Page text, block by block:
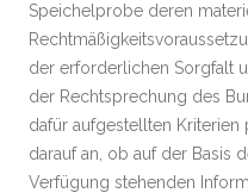
Speichelprobe deren
der erforderlichen Sorgfalt
der Rechtsprechung des
dafür aufgestellten Kriterien
darauf an, ob auf der Basis
Verfügung stehenden